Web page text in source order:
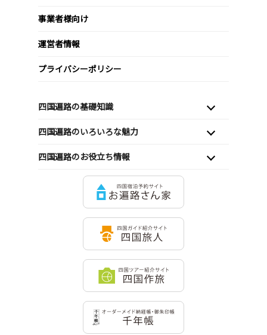
事業者様向け
運営者情報
プライバシーポリシー
四国遍路の基礎知識
四国遍路のいろいろな魅力
四国遍路のお役立ち情報